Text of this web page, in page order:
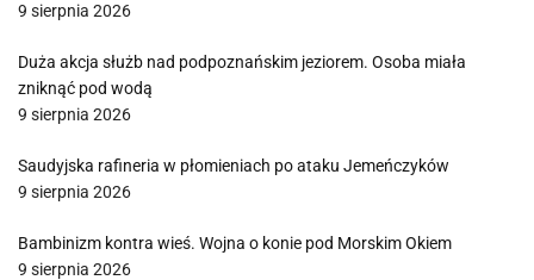
9 sierpnia 2026
Duża akcja służb nad podpoznańskim jeziorem. Osoba miała
zniknąć pod wodą
9 sierpnia 2026
Saudyjska rafineria w płomieniach po ataku Jemeńczyków
9 sierpnia 2026
Bambinizm kontra wieś. Wojna o konie pod Morskim Okiem
9 sierpnia 2026